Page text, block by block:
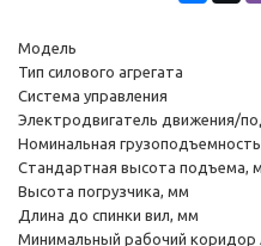
Модель
Тип силового агрегата
Система управления
Электродвигатель движения/
Номинальная
Стандартная высота подъема,
Высота погрузчика, мм
Длина до спинки вил, мм
Минимальный рабочий коридор